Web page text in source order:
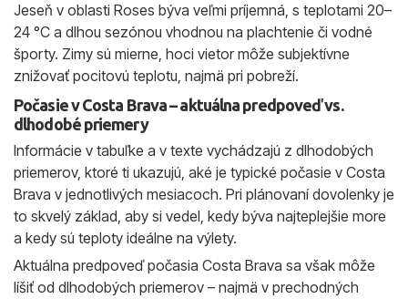
Jeseň v oblasti Roses býva veľmi príjemná, s teplotami 20–
24 °C a dlhou sezónou vhodnou na plachtenie či vodné
športy. Zimy sú mierne, hoci vietor môže subjektívne
znižovať pocitovú teplotu, najmä pri pobreží.
Počasie v Costa Brava – aktuálna predpoveď vs.
dlhodobé priemery
Informácie v tabuľke a v texte vychádzajú z dlhodobých
priemerov, ktoré ti ukazujú, aké je typické počasie v Costa
Brava v jednotlivých mesiacoch. Pri plánovaní dovolenky je
to skvelý základ, aby si vedel, kedy býva najteplejšie more
a kedy sú teploty ideálne na výlety.
Aktuálna predpoveď počasia Costa Brava sa však môže
líšiť od dlhodobých priemerov – najmä v prechodných